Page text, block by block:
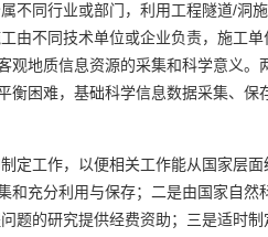
不同行业或部门，利用工程隧道/洞
由不同技术单位或企业负责，施工单
观地质信息资源的采集和科学意义。
困难，基础科学信息数据采集、保
定工作，以便相关工作能从国家层面
和充分利用与保存；二是由国家自然
题的研究提供经费资助；三是适时制